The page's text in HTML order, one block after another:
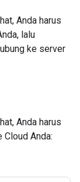
Anda harus
lalu
ke server
Anda harus
Anda: